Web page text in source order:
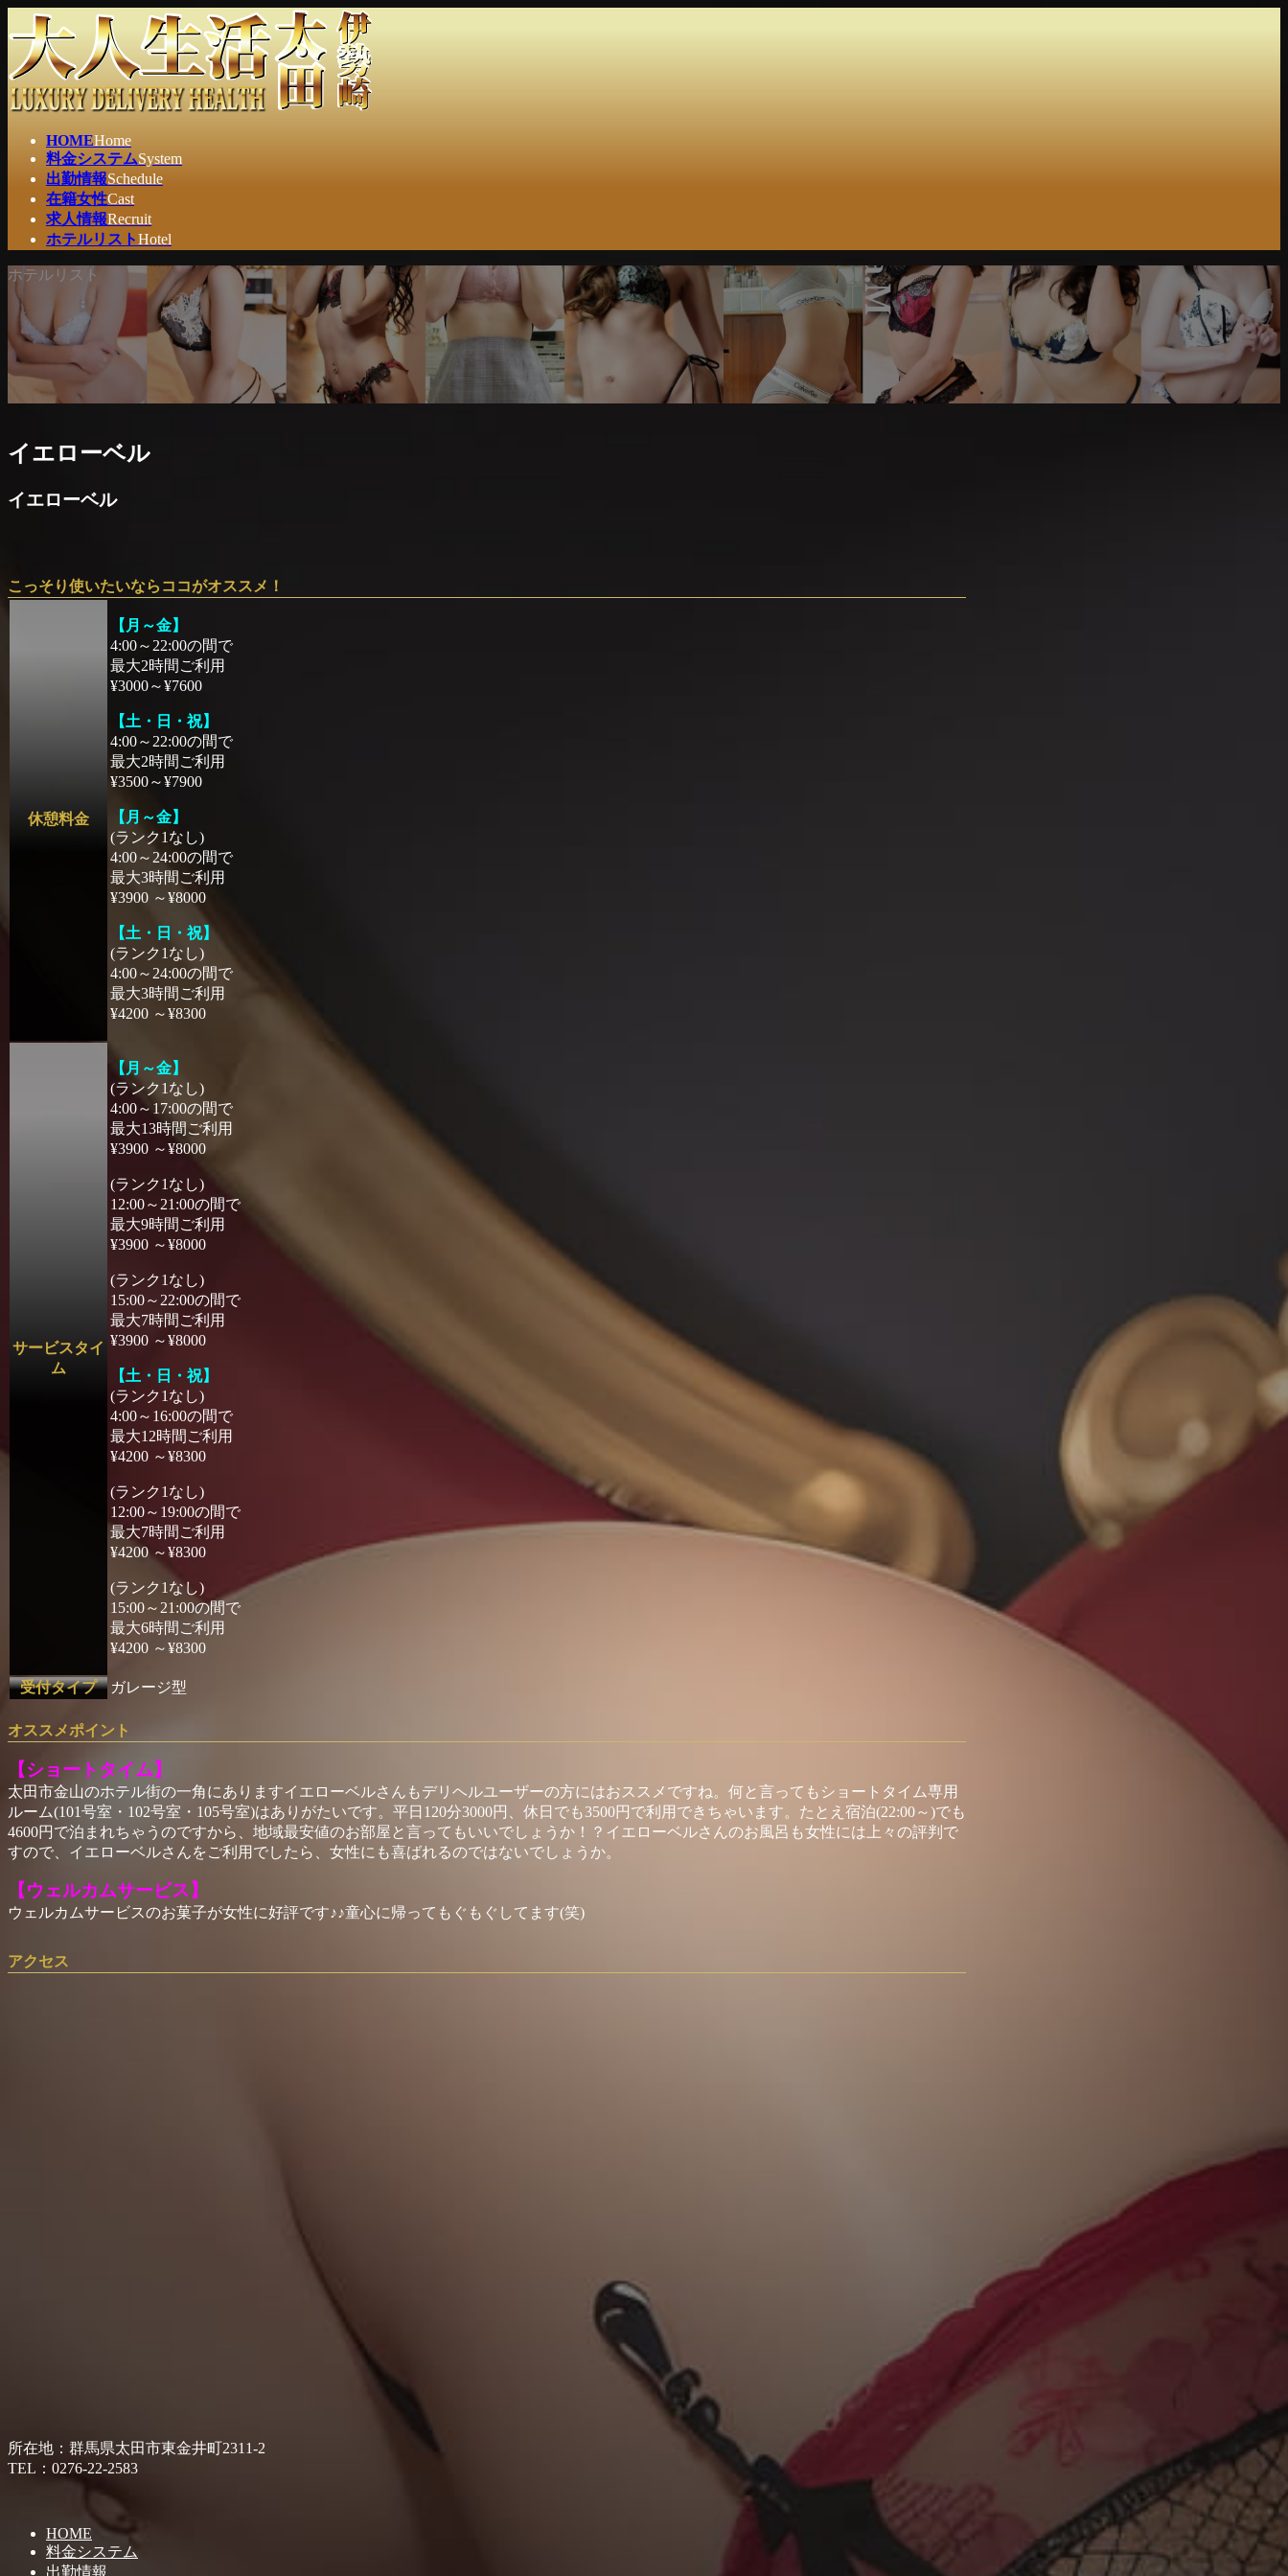
ン
ン
ツ
へ
ビ
ー
シ
ョ
HOMEHome
料金システムSystem
出勤情報Schedule
在籍女性Cast
求人情報Recruit
ホテルリストHotel
ホテルリスト
イエローベル
イエローベル
こっそり使いたいならココがオススメ！
休憩料金
【月～金】
4:00～22:00の間で
最大2時間ご利用
¥3000～¥7600
【土・日・祝】
4:00～22:00の間で
最大2時間ご利用
¥3500～¥7900
【月～金】
(ランク1なし)
4:00～24:00の間で
最大3時間ご利用
¥3900 ～¥8000
【土・日・祝】
(ランク1なし)
4:00～24:00の間で
最大3時間ご利用
¥4200 ～¥8300
サービスタイ
ム
【月～金】
(ランク1なし)
4:00～17:00の間で
最大13時間ご利用
¥3900 ～¥8000
(ランク1なし)
12:00～21:00の間で
最大9時間ご利用
¥3900 ～¥8000
(ランク1なし)
15:00～22:00の間で
最大7時間ご利用
¥3900 ～¥8000
【土・日・祝】
(ランク1なし)
4:00～16:00の間で
最大12時間ご利用
¥4200 ～¥8300
(ランク1なし)
12:00～19:00の間で
最大7時間ご利用
¥4200 ～¥8300
(ランク1なし)
15:00～21:00の間で
最大6時間ご利用
¥4200 ～¥8300
受付タイプ ガレージ型
オススメポイント
【ショートタイム】
太田市金山のホテル街の一角にありますイエローベルさんもデリヘルユーザーの方にはおススメですね。何と言ってもショートタイム専用
ルーム(101号室・102号室・105号室)はありがたいです。平日120分3000円、休日でも3500円で利用できちゃいます。たとえ宿泊(22:00～)でも
4600円で泊まれちゃうのですから、地域最安値のお部屋と言ってもいいでしょうか！？イエローベルさんのお風呂も女性には上々の評判で
すので、イエローベルさんをご利用でしたら、女性にも喜ばれるのではないでしょうか。
【ウェルカムサービス】
ウェルカムサービスのお菓子が女性に好評です♪♪童心に帰ってもぐもぐしてます(笑)
アクセス
所在地：群馬県太田市東金井町2311-2
TEL：0276-22-2583
HOME
料金システム
出勤情報